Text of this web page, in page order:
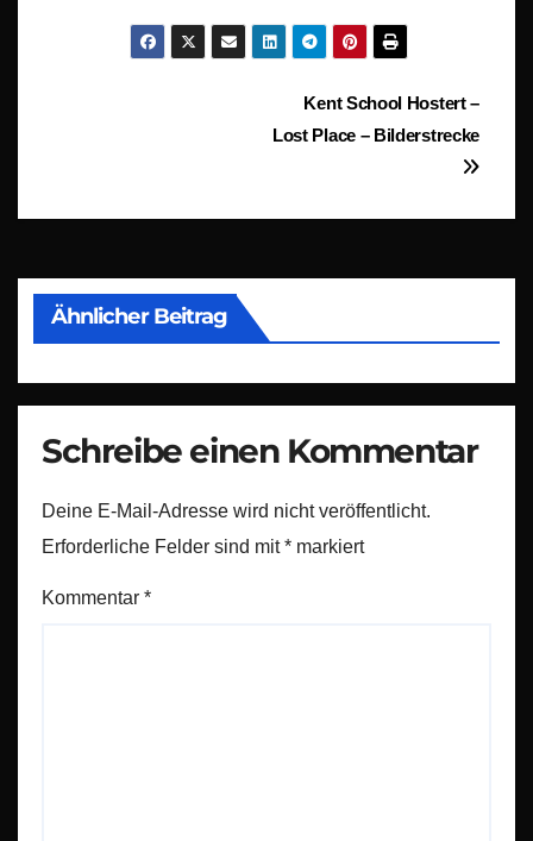
Beitragsnavigation
Kent School Hostert –
Lost Place – Bilderstrecke
Ähnlicher Beitrag
Schreibe einen Kommentar
Deine E-Mail-Adresse wird nicht veröffentlicht.
Erforderliche Felder sind mit* markiert
Kommentar *